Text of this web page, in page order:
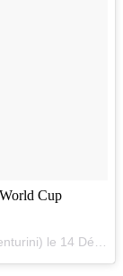
Cup
le 14 Déc. 2015 à 2h11 PST